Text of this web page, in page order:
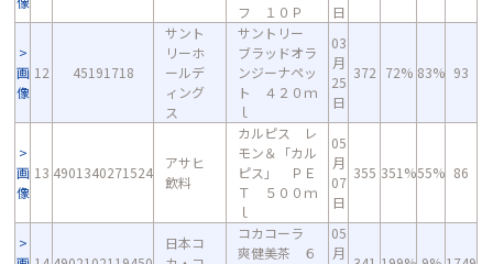
フ １０Ｐ
日
画
像
12 45191718
サント
リーホ
ールデ
ィング
ス
サントリー
ブラッドオラ
ンジーナペッ
ト ４２０ｍ
ｌ
03
月
25
日
372 72% 83% 93
画
像
13 4901340271524
アサヒ
飲料
カルピス レ
モン＆「カル
ピス」 ＰＥ
Ｔ ５００ｍ
ｌ
05
月
07
日
355 351%55% 86
日本コ
コカコーラ
爽健美茶 ６
05
月